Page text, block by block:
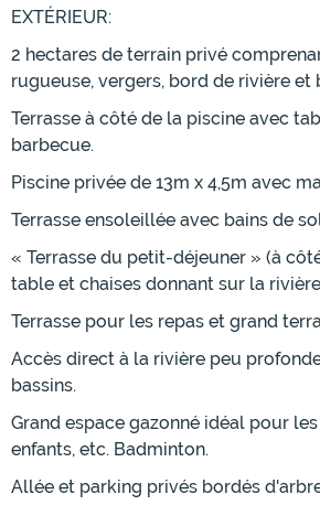
EXTÉRIEUR:
2 hectares de terrain privé
rugueuse, vergers, bord de rivière et
Terrasse à côté de la piscine avec
barbecue.
Piscine privée de 13m x 4,5m avec
Terrasse ensoleillée avec bains de
« Terrasse du petit-déjeuner » (à
table et chaises donnant sur la
Terrasse pour les repas et grand
Accès direct à la rivière peu
bassins.
Grand espace gazonné idéal pour
enfants, etc. Badminton.
Allée et parking privés bordés